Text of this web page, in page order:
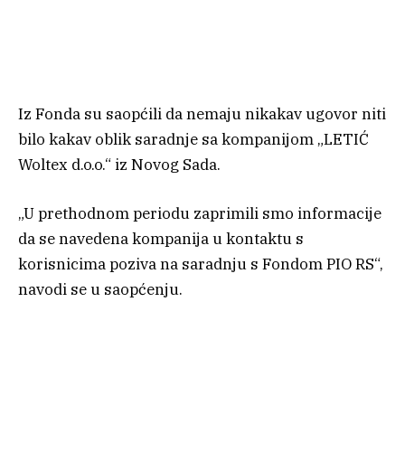
Iz Fonda su saopćili da nemaju nikakav ugovor niti
bilo kakav oblik saradnje sa kompanijom „LETIĆ
Woltex d.o.o.“ iz Novog Sada.
„U prethodnom periodu zaprimili smo informacije
da se navedena kompanija u kontaktu s
korisnicima poziva na saradnju s Fondom PIO RS“,
navodi se u saopćenju.